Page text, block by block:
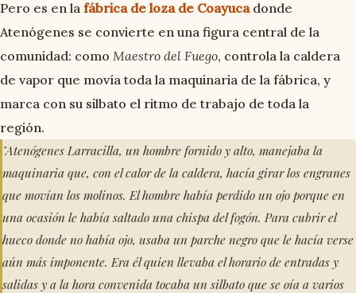
Pero es en la fábrica de loza de Coayucadonde
Atenógenes se convierte en una figura central de la
comunidad: como Maestro del Fuego, controla la caldera
de vapor que movía toda la maquinaria de la fábrica, y
marca con su silbato el ritmo de trabajo de toda la
región.
"Atenógenes Larracilla, un hombre fornido y alto, manejaba la
maquinaria que, con el calor de la caldera, hacía girar los engranes
que movían los molinos. El hombre había perdido un ojo porque en
una ocasión le había saltado una chispa del fogón. Para cubrir el
hueco donde no había ojo, usaba un parche negro que le hacía verse
aún más imponente. Era él quien llevaba el horario de entradas y
salidas y a la hora convenida tocaba un silbato que se oía a varios